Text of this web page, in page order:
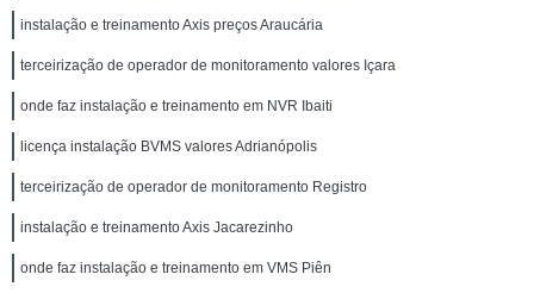
instalação e treinamento Axis preços Araucária
terceirização de operador de monitoramento valores Içara
onde faz instalação e treinamento em NVR Ibaiti
licença instalação BVMS valores Adrianópolis
terceirização de operador de monitoramento Registro
instalação e treinamento Axis Jacarezinho
onde faz instalação e treinamento em VMS Piên